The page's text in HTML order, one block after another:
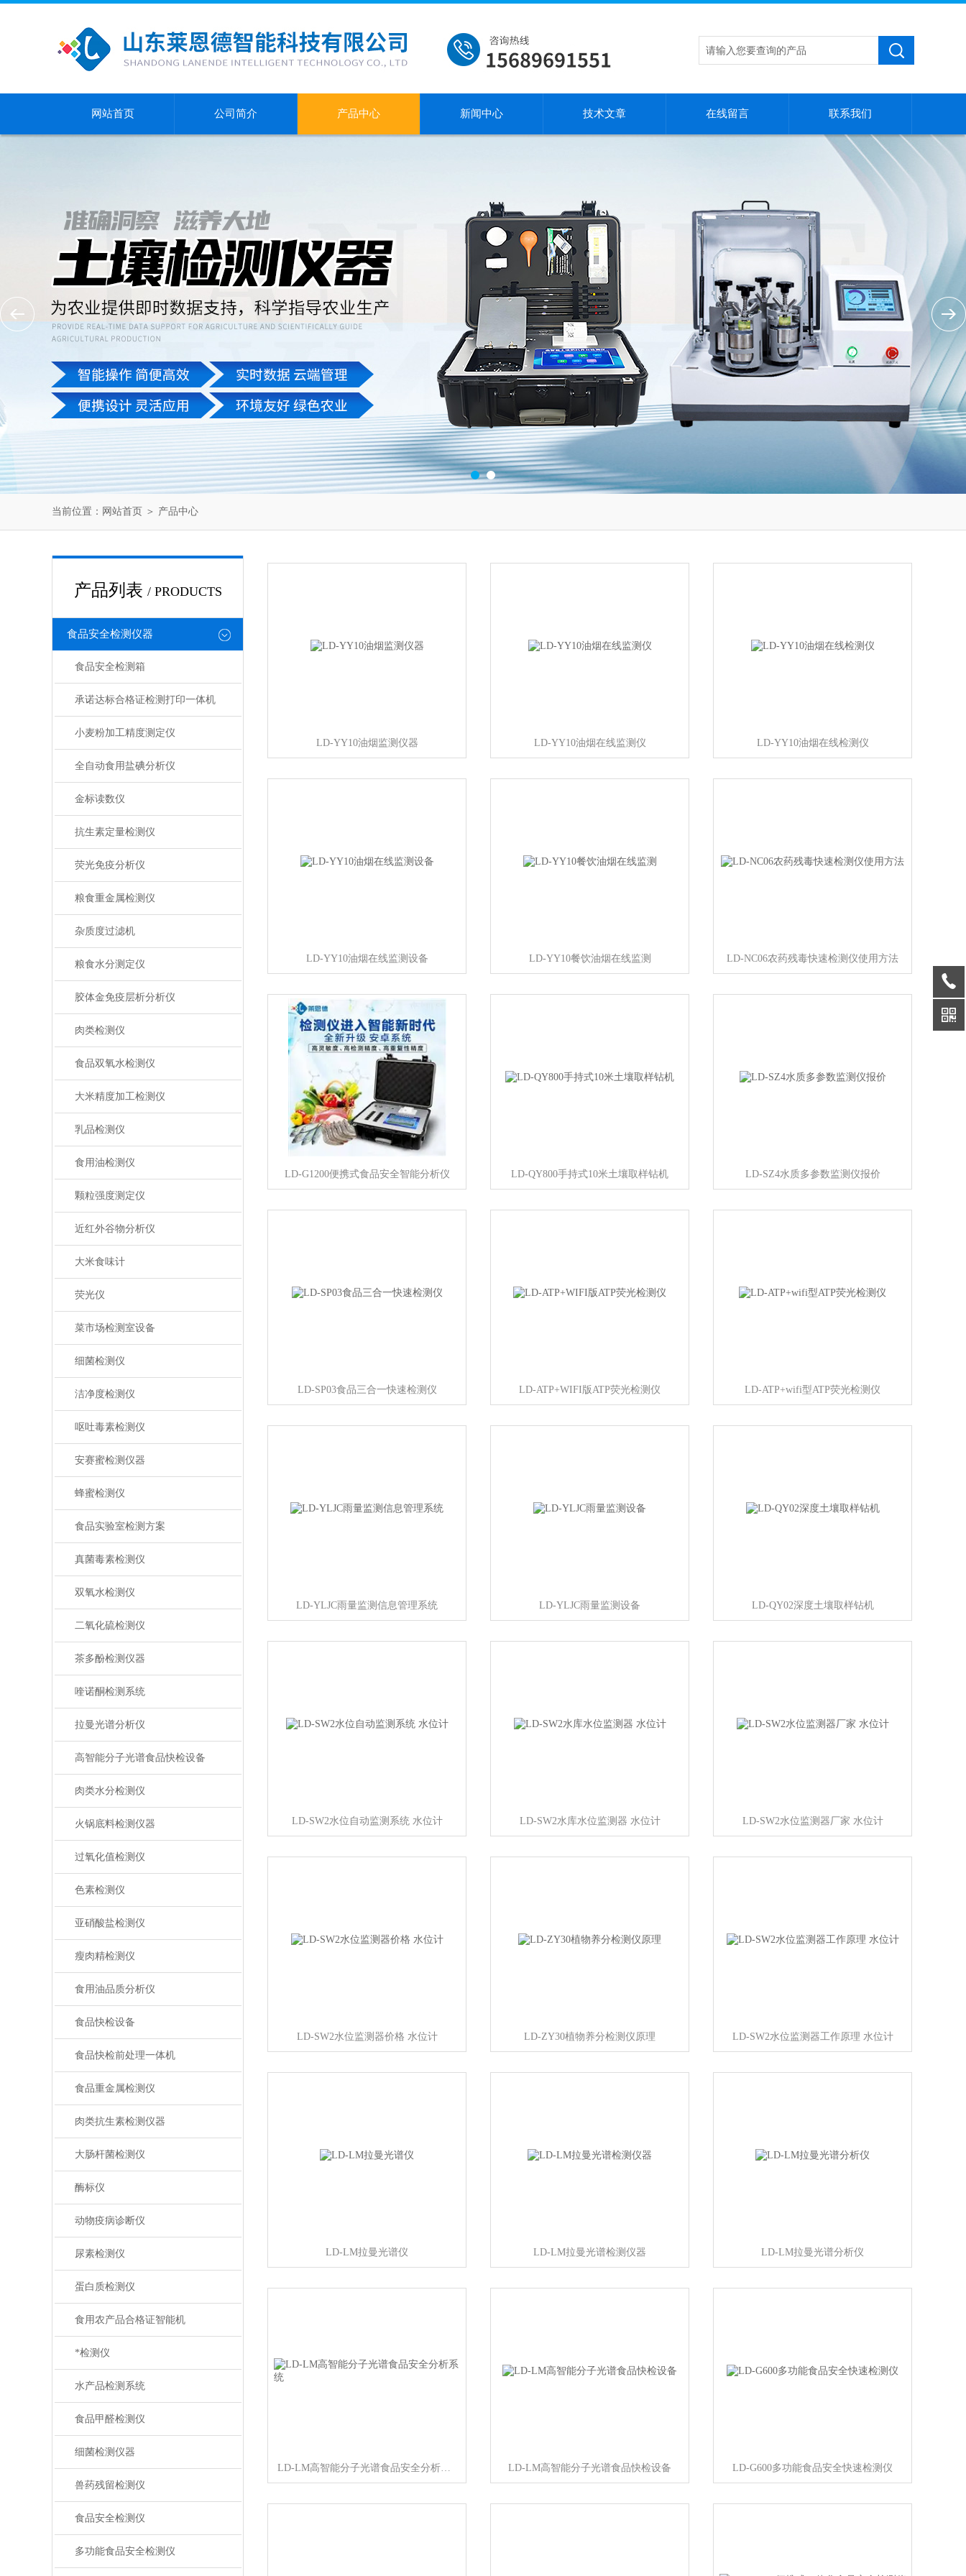
网站首页 公司简介 产品中心 新闻中心 技术文章 在线留言 联系我们
当前位置： 网站首页 ＞ 产品中心
产品列表 / PRODUCTS
食品安全检测仪器
食品安全检测箱
承诺达标合格证检测打印一体机
小麦粉加工精度测定仪
全自动食用盐碘分析仪
金标读数仪
抗生素定量检测仪
荧光免疫分析仪
粮食重金属检测仪
杂质度过滤机
粮食水分测定仪
胶体金免疫层析分析仪
肉类检测仪
食品双氧水检测仪
大米精度加工检测仪
乳品检测仪
食用油检测仪
颗粒强度测定仪
近红外谷物分析仪
大米食味计
荧光仪
菜市场检测室设备
细菌检测仪
洁净度检测仪
呕吐毒素检测仪
安赛蜜检测仪器
蜂蜜检测仪
食品实验室检测方案
真菌毒素检测仪
双氧水检测仪
二氧化硫检测仪
茶多酚检测仪器
喹诺酮检测系统
拉曼光谱分析仪
高智能分子光谱食品快检设备
肉类水分检测仪
火锅底料检测仪器
过氧化值检测仪
色素检测仪
亚硝酸盐检测仪
瘦肉精检测仪
食用油品质分析仪
食品快检设备
食品快检前处理一体机
食品重金属检测仪
肉类抗生素检测仪器
大肠杆菌检测仪
酶标仪
动物疫病诊断仪
尿素检测仪
蛋白质检测仪
食用农产品合格证智能机
*检测仪
水产品检测系统
食品甲醛检测仪
细菌检测仪器
兽药残留检测仪
食品安全检测仪
多功能食品安全检测仪
LD-YY10油烟监测仪器 LD-YY10油烟在线监测仪 LD-YY10油烟在线检测仪
LD-YY10油烟在线监测设备 LD-YY10餐饮油烟在线监测 LD-NC06农药残毒快速检测仪使用方法
LD-G1200便携式食品安全智能分析仪 LD-QY800手持式10米土壤取样钻机 LD-SZ4水质多参数监测仪报价
LD-SP03食品三合一快速检测仪 LD-ATP+WIFI版ATP荧光检测仪 LD-ATP+wifi型ATP荧光检测仪
LD-YLJC雨量监测信息管理系统 LD-YLJC雨量监测设备 LD-QY02深度土壤取样钻机
LD-SW2水位自动监测系统 水位计 LD-SW2水库水位监测器 水位计 LD-SW2水位监测器厂家 水位计
LD-SW2水位监测器价格 水位计 LD-ZY30植物养分检测仪原理 LD-SW2水位监测器工作原理 水位计
LD-LM拉曼光谱仪 LD-LM拉曼光谱检测仪器 LD-LM拉曼光谱分析仪
LD-LM高智能分子光谱食品安全分析系统 LD-LM高智能分子光谱食品快检设备 LD-G600多功能食品安全快速检测仪